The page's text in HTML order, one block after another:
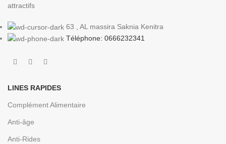
attractifs
63 , AL massira Saknia Kenitra
Téléphone: 0666232341
LINES RAPIDES
Complément Alimentaire
Anti-âge
Anti-Rides